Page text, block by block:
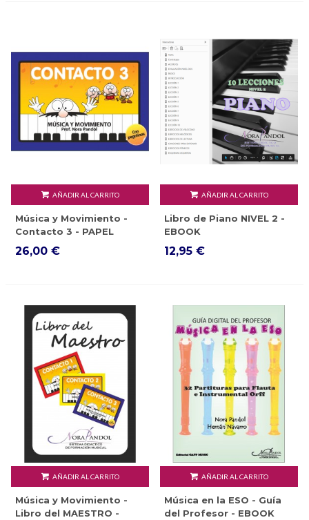
AÑADIR AL CARRITO
Música y Movimiento -
Contacto 3 - PAPEL
26,00 €
AÑADIR AL CARRITO
Libro de Piano NIVEL 2 -
EBOOK
12,95 €
AÑADIR AL CARRITO
Música y Movimiento -
Libro del MAESTRO -
AÑADIR AL CARRITO
Música en la ESO - Guía
del Profesor - EBOOK